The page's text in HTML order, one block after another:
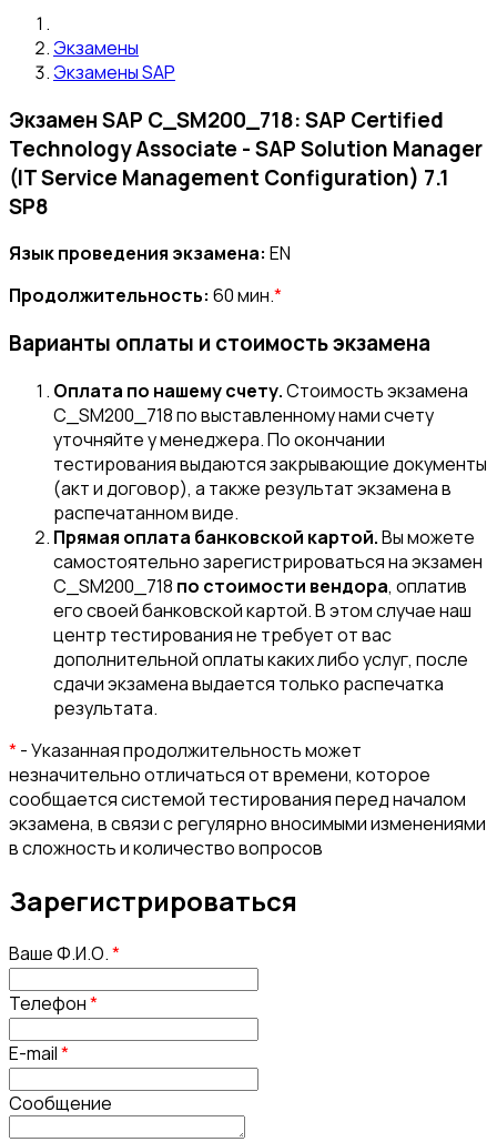
Экзамены
Экзамены SAP
Экзамен SAP C_SM200_718: SAP Certified
Technology Associate - SAP Solution Manager
(IT Service Management Configuration) 7.1
SP8
Язык проведения экзамена: EN
Продолжительность: 60 мин.*
Варианты оплаты и стоимость экзамена
Оплата по нашему счету.Стоимость экзамена
C_SM200_718 по выставленному нами счету
уточняйте у менеджера. По окончании
тестирования выдаются закрывающие документы
(акт и договор), а также результат экзамена в
распечатанном виде.
Прямая оплата банковской картой.Вы можете
самостоятельно зарегистрироваться на экзамен
C_SM200_718 по стоимости вендора, оплатив
его своей банковской картой. В этом случае наш
центр тестирования не требует от вас
дополнительной оплаты каких либо услуг, после
сдачи экзамена выдается только распечатка
результата.
*- Указанная продолжительность может
незначительно отличаться от времени, которое
сообщается системой тестирования перед началом
экзамена, в связи с регулярно вносимыми изменениями
в сложность и количество вопросов
Зарегистрироваться
Ваше Ф.И.О.*
Телефон*
E-mail*
Сообщение